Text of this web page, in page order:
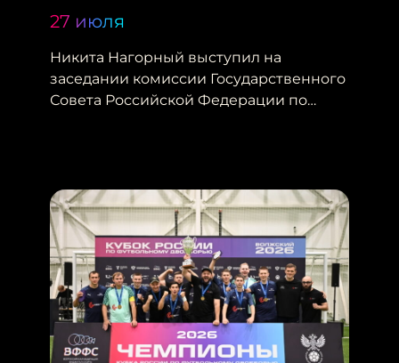
27 июля
Никита Нагорный выступил на
заседании комиссии Государственного
Совета Российской Федерации по